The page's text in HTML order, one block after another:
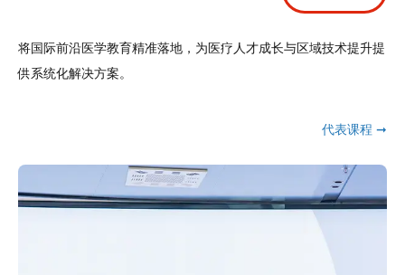
将国际前沿医学教育精准落地，为医疗人才成长与区域技术提升提
供系统化解决方案。
代表课程 ➞